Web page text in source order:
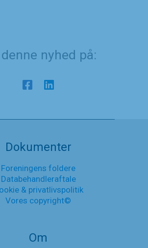
nyhed på:
Dokumenter
Foreningens foldere
Databehandleraftale
& privatlivspolitik
Vores copyright©
Om